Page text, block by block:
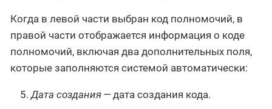
Когда в левой части выбран код полномочий, в
правой части отображается информация о коде
полномочий, включая два дополнительных поля,
которые заполняются системой автоматически:
Дата создания — дата создания кода.